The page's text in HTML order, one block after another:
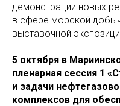
демонстрации новых
в сфере морской
выставочной
5 октября в
пленарная сессия 1
и задачи
комплексов для